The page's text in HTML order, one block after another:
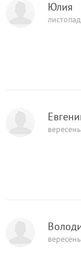
Юлия